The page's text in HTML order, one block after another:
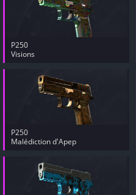
P250
Visions
P250
Malédiction d'Apep